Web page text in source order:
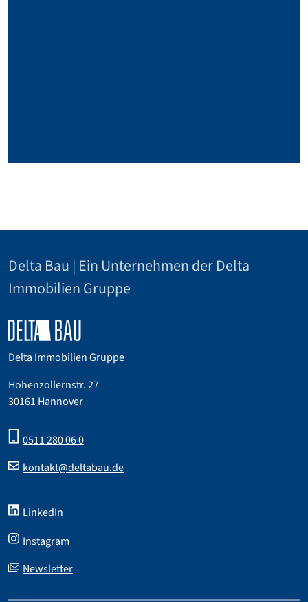
Delta Bau | Ein Unternehmen der Delta
Immobilien Gruppe
Delta Immobilien Gruppe
Hohenzollernstr. 27
30161 Hannover
0511 280 06 0
kontakt@deltabau.de
LinkedIn
Instagram
Newsletter